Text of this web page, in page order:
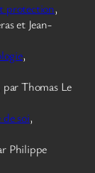
protection,
et Jean-
,
par Thomas Le
soi,
Philippe